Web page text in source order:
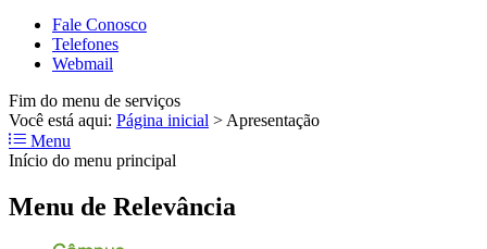
Fale Conosco
Telefones
Webmail
Fim do menu de serviços
Você está aqui: Página inicial > Apresentação
Menu
Início do menu principal
Menu de Relevância